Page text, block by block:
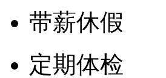
带薪休假
定期体检